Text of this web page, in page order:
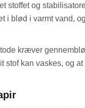
stoffet og
i blød i varmt vand,
kræver
stof kan vaskes, og